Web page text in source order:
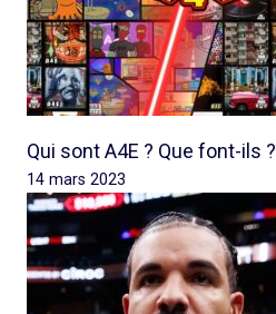
Qui sont A4E ? Que font-ils ?
14 mars 2023